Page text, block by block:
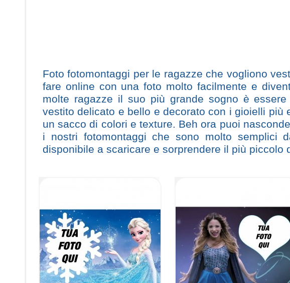
Foto fotomontaggi per le ragazze che vogliono
fare online con una foto molto facilmente e
molte ragazze il suo più grande sogno è
vestito delicato e bello e decorato con i gioielli più
un sacco di colori e texture. Beh ora puoi
i nostri fotomontaggi che sono molto semplici
disponibile a scaricare e sorprendere il più piccolo